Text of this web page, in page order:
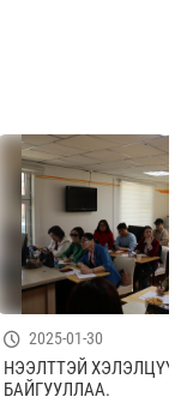
2025-01-30
НЭЭЛТТЭЙ
БАЙГУУЛЛАА.